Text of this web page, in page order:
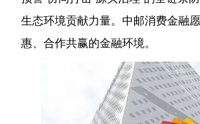
生态环境贡献力量。中邮消费金融
惠、合作共赢的金融环境。